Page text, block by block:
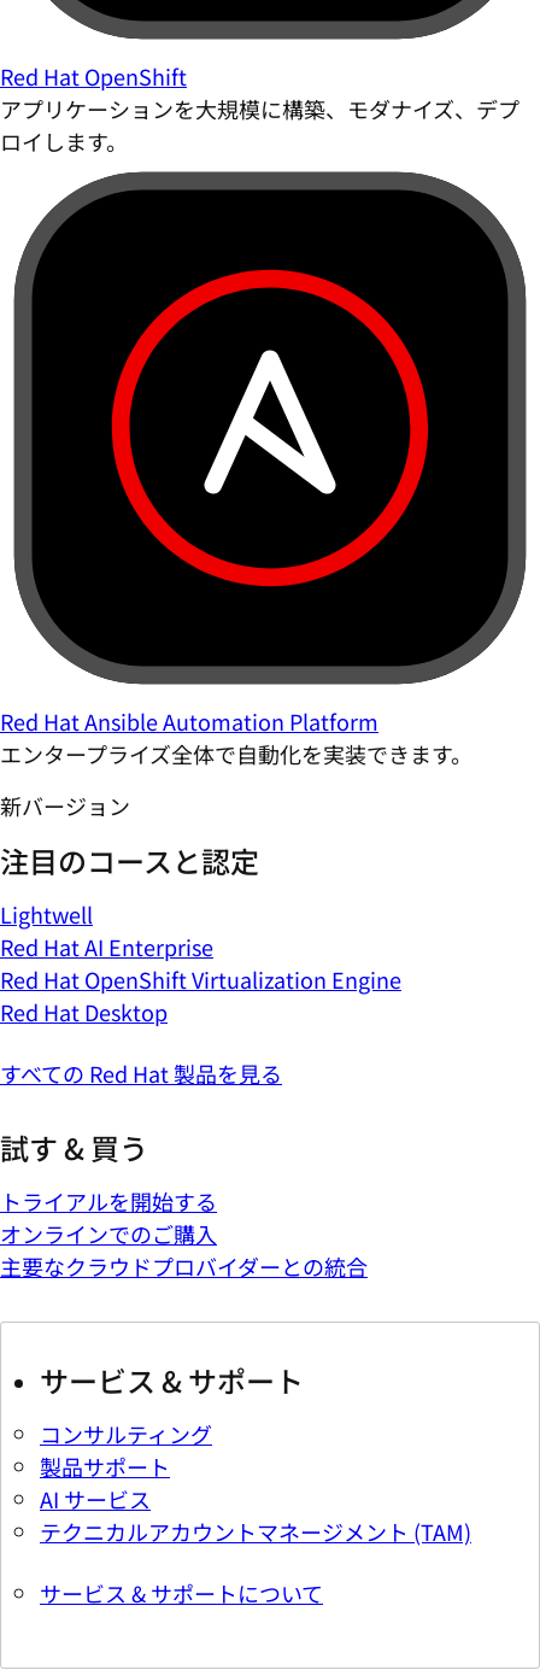
Red Hat OpenShift
アプリケーションを大規模に構築、モダナイズ、デプ
ロイします。
Red Hat Ansible Automation Platform
エンタープライズ全体で自動化を実装できます。
新バージョン
注目のコースと認定
Lightwell
Red Hat AI Enterprise
Red Hat OpenShift Virtualization Engine
Red Hat Desktop
すべての Red Hat 製品を見る
試す & 買う
トライアルを開始する
オンラインでのご購入
主要なクラウドプロバイダーとの統合
サービス & サポート
コンサルティング
製品サポート
AI サービス
テクニカルアカウントマネージメント (TAM)
サービス & サポートについて